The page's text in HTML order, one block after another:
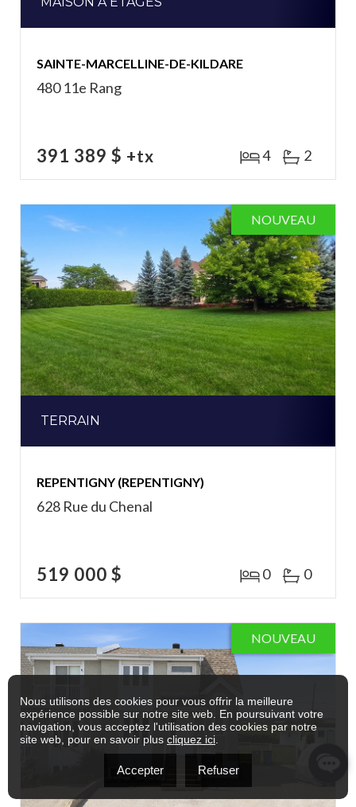
SAINTE-MARCELLINE-DE-KILDARE
480 11e Rang
391 389 $ +tx 4 2
NOUVEAU
TERRAIN
REPENTIGNY (REPENTIGNY)
628 Rue du Chenal
519 000 $ 0 0
NOUVEAU
Nous utilisons des cookies pour vous offrir la meilleure
expérience possible sur notre site web. En poursuivant votre
navigation, vous acceptez l'utilisation des cookies par notre
site web, pour en savoir plus cliquez ici
Accepter Refuser